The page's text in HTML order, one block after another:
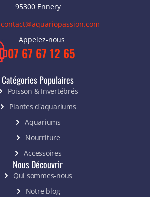
95300 Ennery
contact@aquariopassion.com
Appelez-nous
07 67 67 12 65
Catégories Populaires
Poisson & Invertébrés
Plantes d'aquariums
Aquariums
Nourriture
Accessoires
Nous Découvrir
Qui sommes-nous
Notre blog